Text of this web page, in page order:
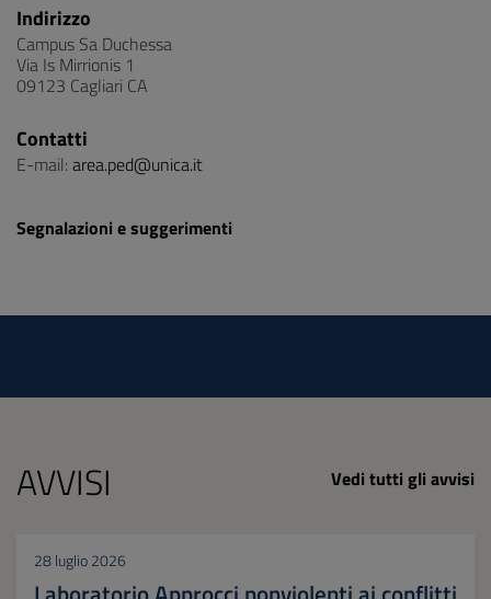
Indirizzo
Campus Sa Duchessa
Via Is Mirrionis 1
09123 Cagliari CA
Contatti
E-mail: area.ped@unica.it
Segnalazioni e suggerimenti
AVVISI Vedi tutti gli avvisi
28 luglio 2026